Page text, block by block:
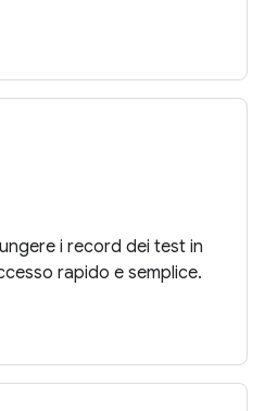
i record dei test in
rapido e semplice.